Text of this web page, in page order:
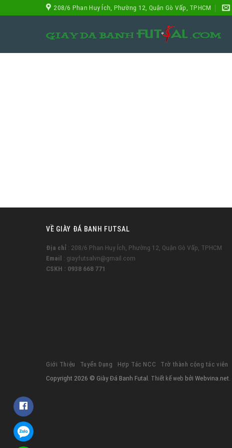
to
208/6 Phan Huy Ích, Phường 12, Quận Gò Vấp, TPHCM
VỀ GIÀY ĐÁ BANH FUTSAL
Địa chỉ : 208/6 Phan Huy Ích, Phường 12, Quận Gò Vấp, TPHCM
Email : giayfutsalvn@gmail.com
CSKH : 0938 668 771
Giới Thiệu Tuyển Dụng Hợp Tác NCC Trờ thành cộng tác viên
Copyright 2026 © Giày Đá Banh Futal. Thiết kế web bởi Webvina.net.